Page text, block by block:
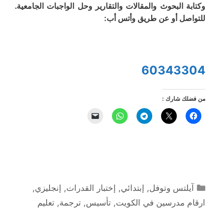
وكتابة البحوث والمقالات والتقارير وحل الواجبات الجامعية.
للتواصل أو عن طريق وأتس أب:
60343304
من فضلك شارك :
التصنيفات
آيلتس وتوفل, إبتدائي, إختبار القدرات, إنجليزي,
ارقام مدرسين في الكويت, تأسيس, ترجمة, تعليم